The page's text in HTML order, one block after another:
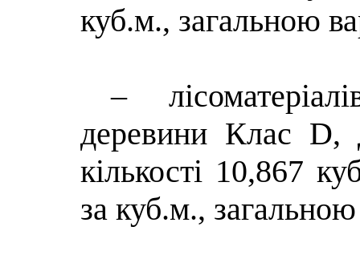
куб.м., загальною
–
деревини Клас D,
кількості 10,867
за куб.м.,